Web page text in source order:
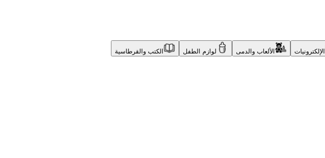
الإلكترونيات الألعاب والدمى لوازم الطفل الكتب والقرطاسية